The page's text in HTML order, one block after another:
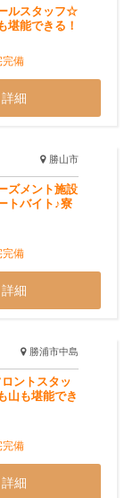
ルスタッフ☆
堪能できる！
完備
詳細
勝山市
ズメント施設
トバイト♪寮
完備
詳細
勝浦市中島
ントスタッ
山も堪能でき
完備
詳細